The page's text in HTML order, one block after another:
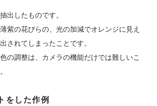
出したものです。
紫の花びらの、光の加減でオレンジに見え
されてしまったことです。
の調整は、カメラの機能だけでは難しいこ
をした作例